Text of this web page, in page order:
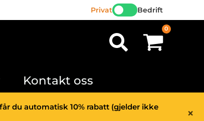
Privat Bedrift
Søk
Kontakt oss
×
du automatisk 10% rabatt (gjelder ikke